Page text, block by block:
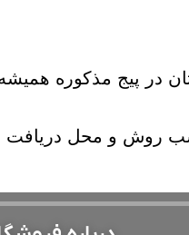
در پیج مذکوره همیشه
روش و محل